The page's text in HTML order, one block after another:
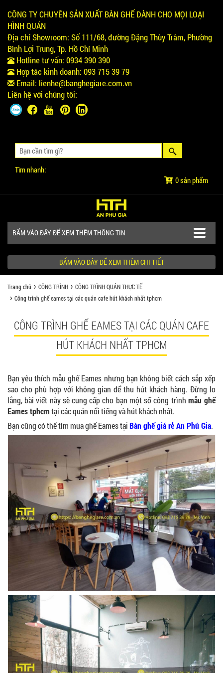
CÔNG TY CHUYÊN SẢN XUẤT BÀN GHẾ DÀNH CHO MỌI LOẠI
HÌNH QUÁN
Địa chỉ Showroom: Số 111/68, đường Đặng Thùy Trâm, Phường
Bình Lợi Trung, Tp. Hồ Chí Minh
Hotline tư vấn: 0934 390 390
Hợp tác kinh doanh: 093 715 39 79
Email: lienhe@banghegiare.com.vn
Liên hệ với chúng tôi:
Tìm nhanh:
0 sản phẩm
BẤM VÀO ĐÂY ĐỂ XEM THÊM THÔNG TIN
SẢN PHẨM
KHÁCH HÀNG NÊN BIẾT
BẤM VÀO ĐÂY ĐỂ XEM THÊM CHI TIẾT
Trang chủ CÔNG TRÌNH
CÔNG TRÌNH QUÁN THỰC TẾ
Công trình ghế eames tại các quán cafe hút khách nhất tphcm
CÔNG TRÌNH GHẾ EAMES TẠI CÁC QUÁN CAFE
HÚT KHÁCH NHẤT TPHCM
Bạn yêu thích mẫu ghế Eames nhưng bạn không biết cách sắp xếp
sao cho phù hợp với không gian để thu hút khách hàng. Đừng lo
lắng, bài viết này sẽ cung cấp cho bạn một số công trình mẫu ghế
Eames tphcmtại các quán nổi tiếng và hút khách nhất.
Bạn cũng có thể tìm mua ghế Eames tạiBàn ghế giá rẻ An Phú Gia.